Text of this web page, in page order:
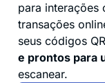
para interações
transações
seus códigos
e prontos para
escanear.